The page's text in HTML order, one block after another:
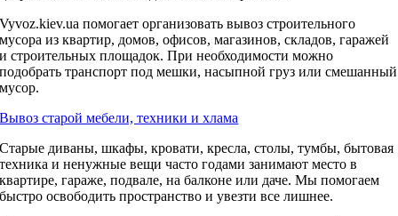
Vyvoz.kiev.ua помогает организовать вывоз строительного
мусора из квартир, домов, офисов, магазинов, складов, гаражей
и строительных площадок. При необходимости можно
подобрать транспорт под мешки, насыпной груз или смешанный
мусор.
Вывоз старой мебели, техники и хлама
Старые диваны, шкафы, кровати, кресла, столы, тумбы, бытовая
техника и ненужные вещи часто годами занимают место в
квартире, гараже, подвале, на балконе или даче. Мы помогаем
быстро освободить пространство и увезти все лишнее.